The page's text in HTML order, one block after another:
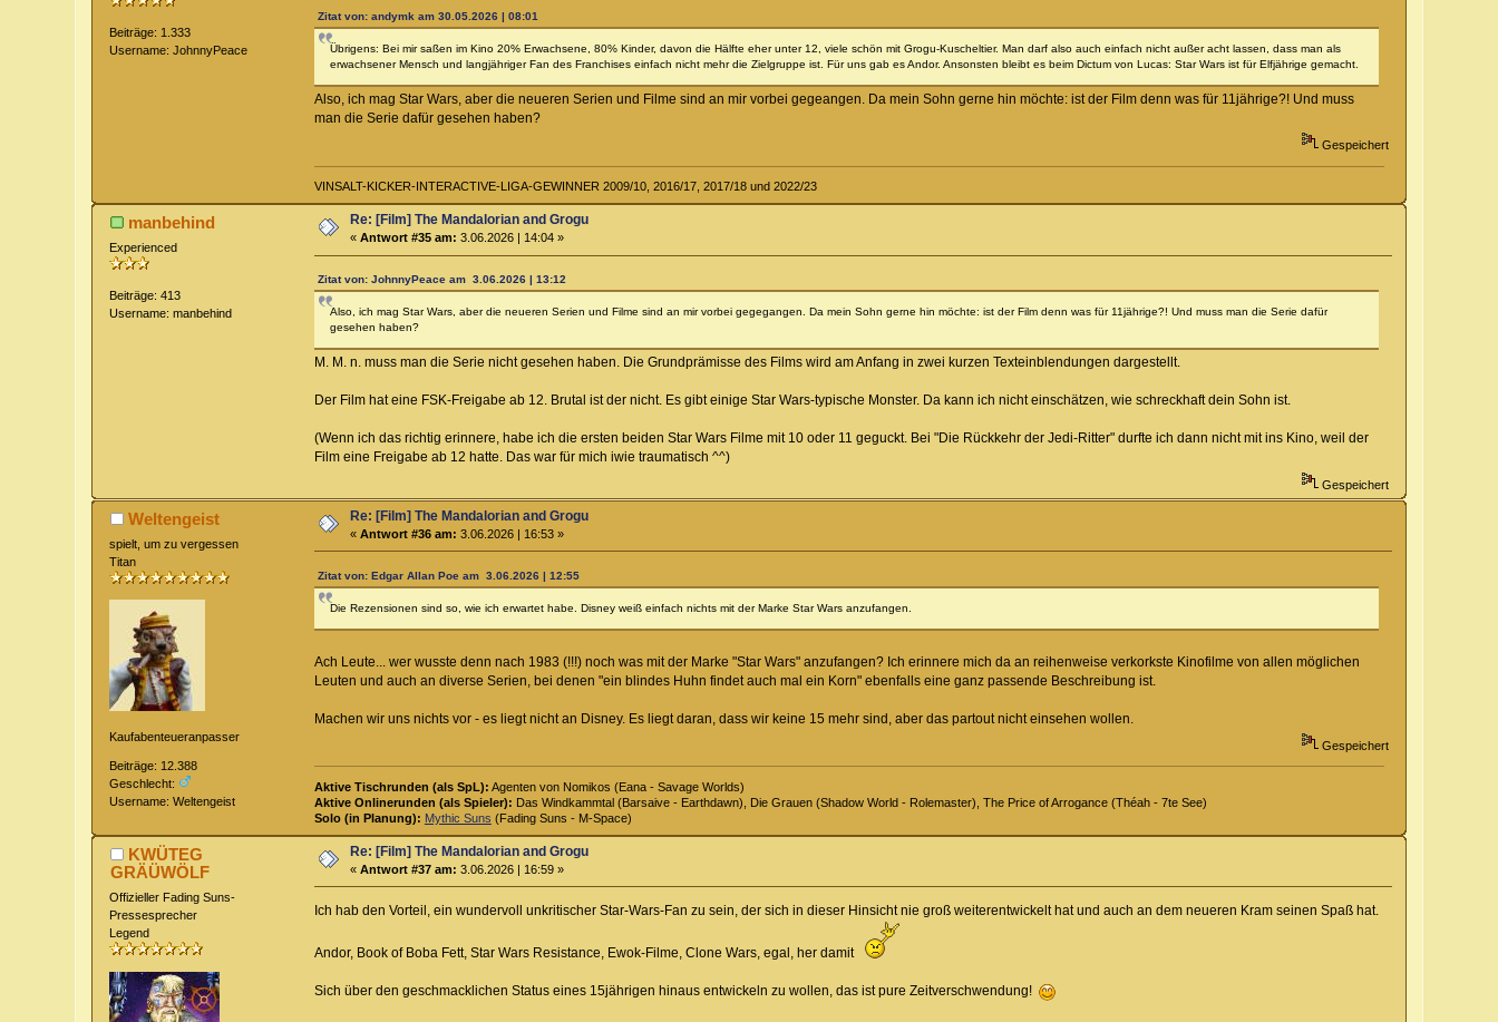
Beiträge: 1.333
Username: JohnnyPeace
Zitat von: andymk am 30.05.2026 | 08:01
Übrigens: Bei mir saßen im Kino 20% Erwachsene, 80% Kinder, davon die Hälfte eher unter 12, viele schön mit Grogu-Kuscheltier. Man darf also auch einfach nicht außer acht lassen, dass man als
erwachsener Mensch und langjähriger Fan des Franchises einfach nicht mehr die Zielgruppe ist. Für uns gab es Andor. Ansonsten bleibt es beim Dictum von Lucas: Star Wars ist für Elfjährige gemacht.
Also, ich mag Star Wars, aber die neueren Serien und Filme sind an mir vorbei gegeangen. Da mein Sohn gerne hin möchte: ist der Film denn was für 11jährige?! Und muss
man die Serie dafür gesehen haben?
Gespeichert
VINSALT-KICKER-INTERACTIVE-LIGA-GEWINNER 2009/10, 2016/17, 2017/18 und 2022/23
manbehind
Experienced
Beiträge: 413
Username: manbehind
Re: [Film] The Mandalorian and Grogu
«Antwort #35 am: 3.06.2026 | 14:04 »
Zitat von: JohnnyPeace am 3.06.2026 | 13:12
Also, ich mag Star Wars, aber die neueren Serien und Filme sind an mir vorbei gegegangen. Da mein Sohn gerne hin möchte: ist der Film denn was für 11jährige?! Und muss man die Serie dafür
gesehen haben?
M. M. n. muss man die Serie nicht gesehen haben. Die Grundprämisse des Films wird am Anfang in zwei kurzen Texteinblendungen dargestellt.
Der Film hat eine FSK-Freigabe ab 12. Brutal ist der nicht. Es gibt einige Star Wars-typische Monster. Da kann ich nicht einschätzen, wie schreckhaft dein Sohn ist.
(Wenn ich das richtig erinnere, habe ich die ersten beiden Star Wars Filme mit 10 oder 11 geguckt. Bei "Die Rückkehr der Jedi-Ritter" durfte ich dann nicht mit ins Kino, weil der
Film eine Freigabe ab 12 hatte. Das war für mich iwie traumatisch ^^)
Gespeichert
Weltengeist
spielt, um zu vergessen
Titan
Kaufabenteueranpasser
Beiträge: 12.388
Geschlecht:
Username: Weltengeist
Re: [Film] The Mandalorian and Grogu
«Antwort #36 am: 3.06.2026 | 16:53 »
Zitat von: Edgar Allan Poe am 3.06.2026 | 12:55
Die Rezensionen sind so, wie ich erwartet habe. Disney weiß einfach nichts mit der Marke Star Wars anzufangen.
Ach Leute... wer wusste denn nach 1983 (!!!) noch was mit der Marke "Star Wars" anzufangen? Ich erinnere mich da an reihenweise verkorkste Kinofilme von allen möglichen
Leuten und auch an diverse Serien, bei denen "ein blindes Huhn findet auch mal ein Korn" ebenfalls eine ganz passende Beschreibung ist.
Machen wir uns nichts vor - es liegt nicht an Disney. Es liegt daran, dass wir keine 15 mehr sind, aber das partout nicht einsehen wollen.
Gespeichert
Aktive Tischrunden (als SpL): Agenten von Nomikos (Eana - Savage Worlds)
Aktive Onlinerunden (als Spieler): Das Windkammtal (Barsaive - Earthdawn), Die Grauen (Shadow World - Rolemaster), The Price of Arrogance (Théah - 7te See)
Solo (in Planung): Mythic Suns (Fading Suns - M-Space)
KWÜTEG
GRÄÜWÖLF
Offizieller Fading Suns-
Pressesprecher
Legend
Re: [Film] The Mandalorian and Grogu
«Antwort #37 am: 3.06.2026 | 16:59 »
Ich hab den Vorteil, ein wundervoll unkritischer Star-Wars-Fan zu sein, der sich in dieser Hinsicht nie groß weiterentwickelt hat und auch an dem neueren Kram seinen Spaß hat.
Andor, Book of Boba Fett, Star Wars Resistance, Ewok-Filme, Clone Wars, egal, her damit
Sich über den geschmacklichen Status eines 15jährigen hinaus entwickeln zu wollen, das ist pure Zeitverschwendung!